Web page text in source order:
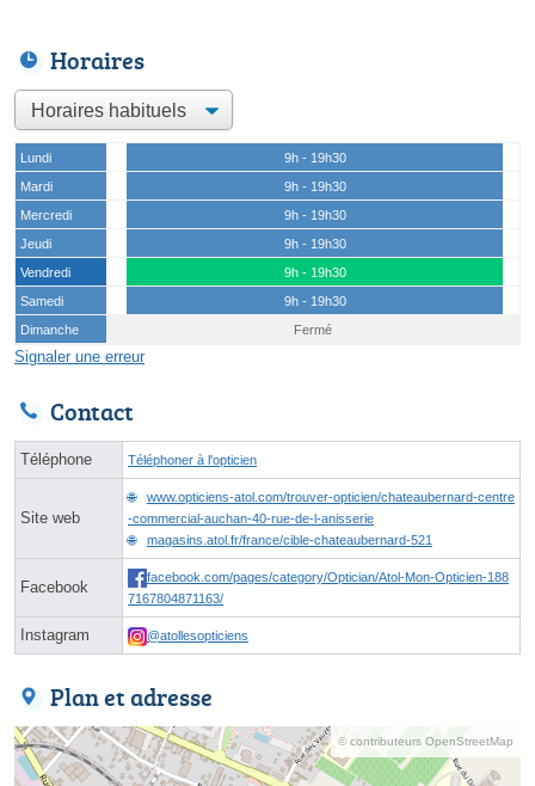
Horaires
Lundi
9h - 19h30
Mardi
9h - 19h30
Mercredi
9h - 19h30
Jeudi
9h - 19h30
Vendredi
9h - 19h30
Samedi
9h - 19h30
Dimanche
Fermé
Signaler une erreur
Contact
Téléphone Téléphoner à l'opticien
Site web
www.opticiens-atol.com/trouver-opticien/chateaubernard-centre
-commercial-auchan-40-rue-de-l-anisserie
magasins.atol.fr/france/cible-chateaubernard-521
Facebook
facebook.com/pages/category/Optician/Atol-Mon-Opticien-188
7167804871163/
Instagram @atollesopticiens
Plan et adresse
© contributeurs OpenStreetMap